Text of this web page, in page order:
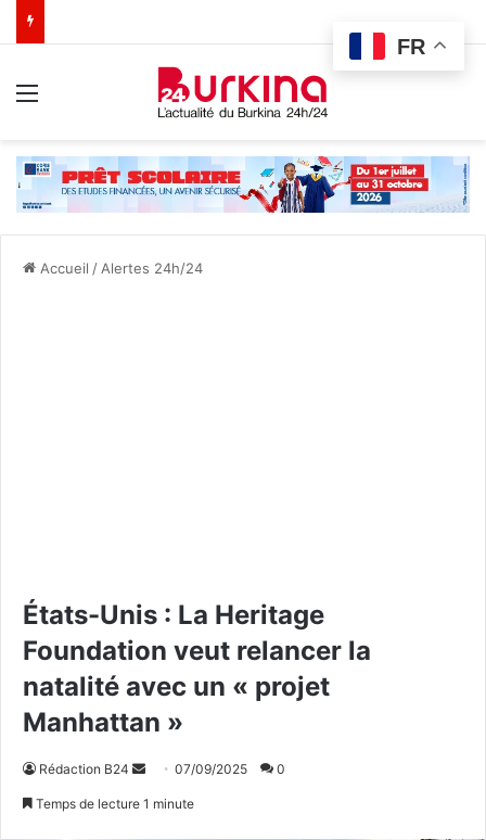
Accueil / Alertes 24h/24
États-Unis : La Heritage
Foundation veut relancer la
natalité avec un « projet
Manhattan »
Rédaction B24 07/09/2025 0
Temps de lecture 1 minute
FR